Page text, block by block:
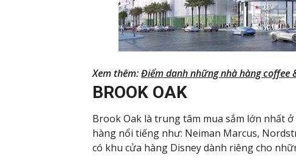
Xem thêm:Điểm danh những nhà hàng coffee
BROOK OAK
Brook Oak là trung tâm mua sắm lớn nhất
hàng nổi tiếng như: Neiman Marcus,
có khu cửa hàng Disney dành riêng cho